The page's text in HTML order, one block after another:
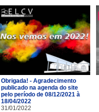
Obrigada! - Agradecimento
publicado na agenda do site
pelo período de 08/12/2021 à
18/04/2022
31/01/2022